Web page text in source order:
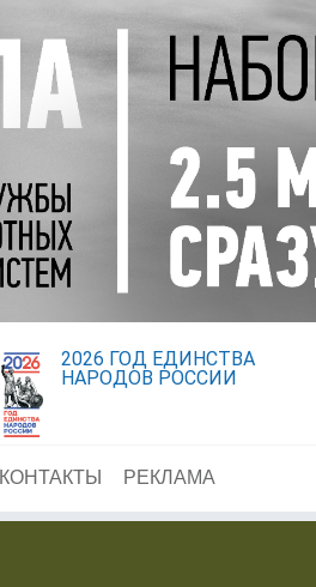
2026 ГОД ЕДИНСТВА
НАРОДОВ РОССИИ
КОНТАКТЫ РЕКЛАМА